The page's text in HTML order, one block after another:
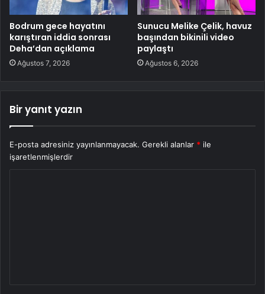
Bodrum gece hayatını
karıştıran iddia sonrası
Deha’dan açıklama
Ağustos 7, 2026
Sunucu Melike Çelik, havuz
başından bikinili video
paylaştı
Ağustos 6, 2026
Bir yanıt yazın
E-posta adresiniz yayınlanmayacak. Gerekli alanlar * ile
işaretlenmişlerdir